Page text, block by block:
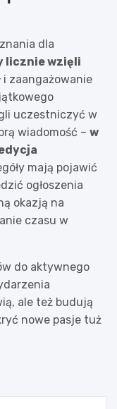
dla
licznie wzięli
i zaangażowanie
uczestniczyć w
wiadomość – w
mają pojawić
ogłoszenia
okazją na
czasu w
do aktywnego
ale też budują
nowe pasje tuż